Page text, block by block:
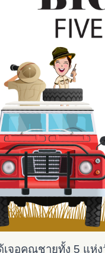
เจอคุณชายทั้ง 5 แห่ง